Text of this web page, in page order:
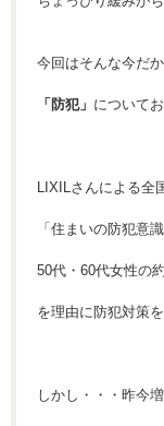
今回はそんな今だ
「防犯」 について
LIXILさんによる
「住まいの防犯意
50代・60代女性の
を理由に防犯対策
しかし・・・昨今